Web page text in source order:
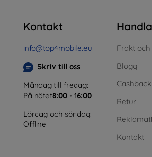
Kontakt
info@top4mobile.eu
Skriv till oss
Måndag till fredag:
På nätet8:00 - 16:00
Lördag och söndag:
Offline
Handla
Frakt
Blogg
Cashback
Retur
Kontakt